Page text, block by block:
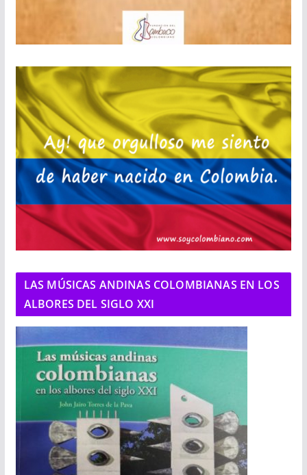
LAS MÚSICAS ANDINAS COLOMBIANAS EN LOS
ALBORES DEL SIGLO XXI